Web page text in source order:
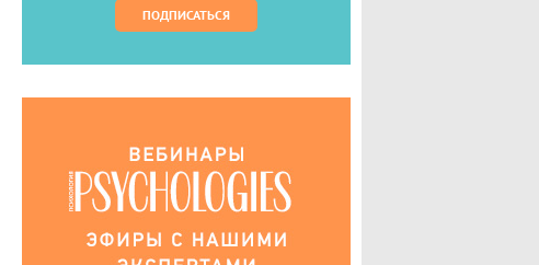
ПОДПИСАТЬСЯ